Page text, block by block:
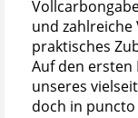
und
praktisches
Auf den ersten
unseres
doch in